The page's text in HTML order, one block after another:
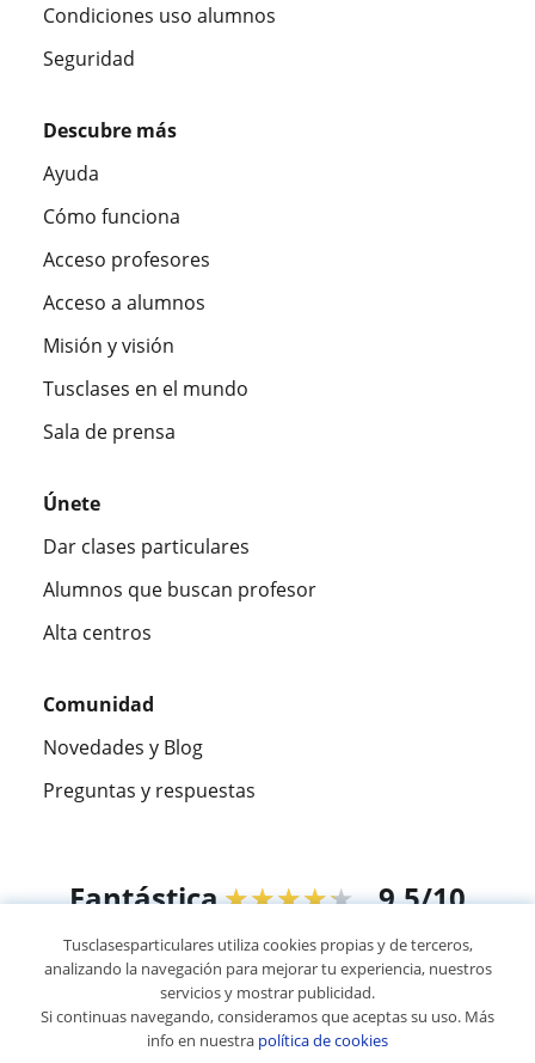
Condiciones uso alumnos
Seguridad
Descubre más
Ayuda
Cómo funciona
Acceso profesores
Acceso a alumnos
Misión y visión
Tusclases en el mundo
Sala de prensa
Únete
Dar clases particulares
Alumnos que buscan profesor
Alta centros
Comunidad
Novedades y Blog
Preguntas y respuestas
Fantástica★★★★★ 9,5/10
305883opiniones de alumnos
© 2007 - 2026 Tus clases particulares
Tusclasesparticulares utiliza cookies propias y de terceros,
analizando la navegación para mejorar tu experiencia, nuestros
servicios y mostrar publicidad.
Si continuas navegando, consideramos que aceptas su uso. Más
info en nuestra política de cookies